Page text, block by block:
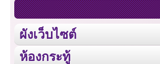
ผังเว็บไซต์
ห้องกระทู้